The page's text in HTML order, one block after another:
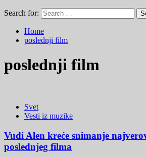
Search for:
Home
poslednji film
poslednji film
Svet
Vesti iz muzike
Vudi Alen kreće snimanje
poslednjeg filma